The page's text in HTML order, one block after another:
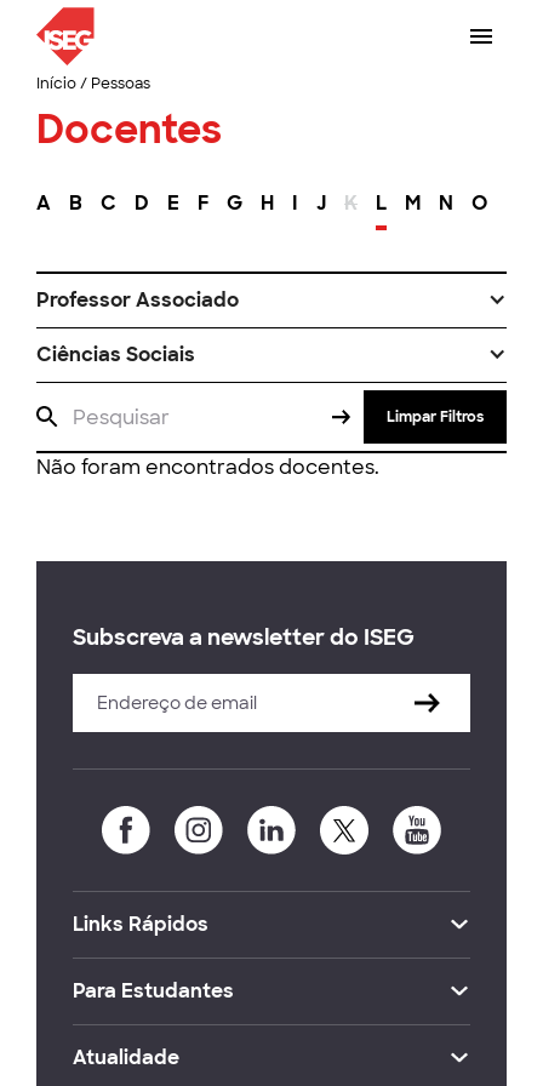
Início/ Pessoas
Docentes
A B C D E F G H I J K L M N O
Professor Associado
Ciências Sociais
Limpar Filtros
Não foram encontrados docentes.
Subscreva a newsletter do ISEG
Links Rápidos
Para Estudantes
Atualidade